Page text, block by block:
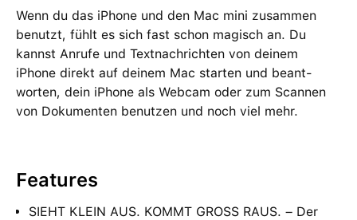
Wenn du das iPhone und den Mac mini zu­sam­men
benutzt, fühlt es sich fast schon magisch an. Du
kannst Anrufe und Text­nach­richten von deinem
iPhone direkt auf deinem Mac starten und beant­
worten, dein iPhone als Webcam oder zum Scannen
von Doku­menten be­nutzen und noch viel mehr.
Features
SIEHT KLEIN AUS. KOMMT GROSS RAUS. – Der